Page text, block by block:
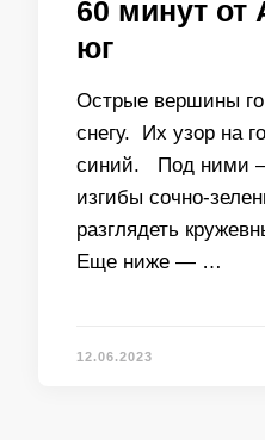
60 минут
юг
Острые вершины
снегу. Их узор на
синий. Под ними
изгибы сочно-
разглядеть
Еще ниже — …
12.06.2023